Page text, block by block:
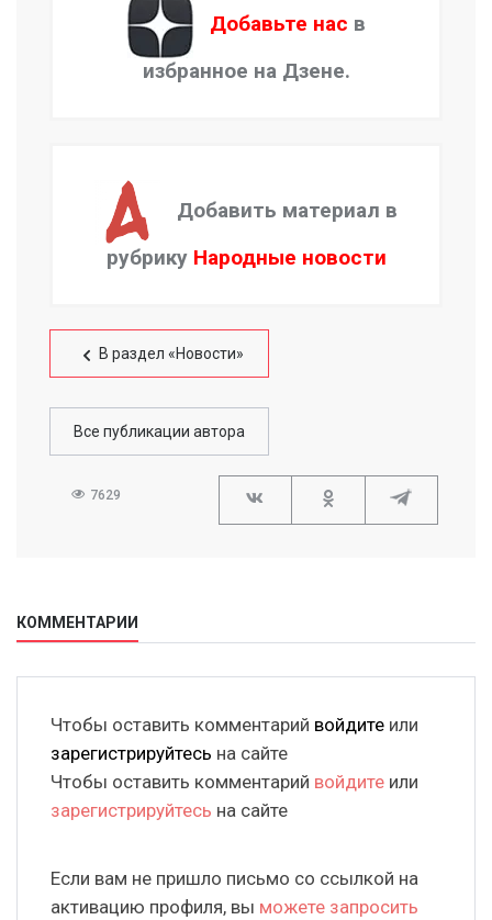
Добавьте нас в
избранное на Дзене.
Добавить материал в
рубрику Народные новости
В раздел «Новости»
Все публикации автора
7629
КОММЕНТАРИИ
Чтобы оставить комментарий войдите или
зарегистрируйтесь на сайте
Чтобы оставить комментарий войдите или
зарегистрируйтесь на сайте
Если вам не пришло письмо со ссылкой на
активацию профиля, вы можете запросить